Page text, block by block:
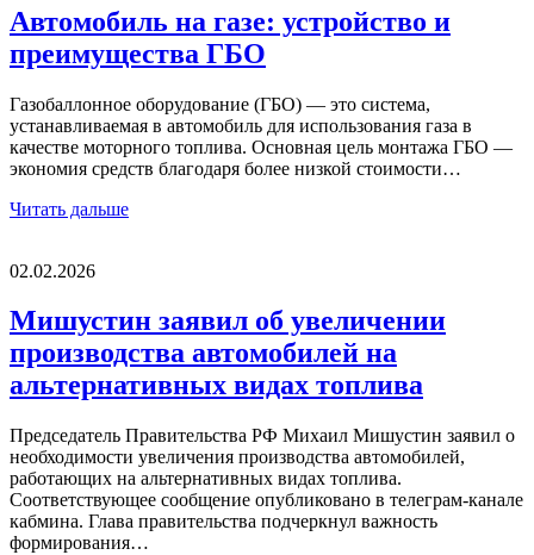
Автомобиль на газе: устройство и
преимущества ГБО
Газобаллонное оборудование (ГБО) — это система,
устанавливаемая в автомобиль для использования газа в
качестве моторного топлива. Основная цель монтажа ГБО —
экономия средств благодаря более низкой стоимости…
Читать дальше
02.02.2026
Мишустин заявил об увеличении
производства автомобилей на
альтернативных видах топлива
Председатель Правительства РФ Михаил Мишустин заявил о
необходимости увеличения производства автомобилей,
работающих на альтернативных видах топлива.
Соответствующее сообщение опубликовано в телеграм‑канале
кабмина. Глава правительства подчеркнул важность
формирования…